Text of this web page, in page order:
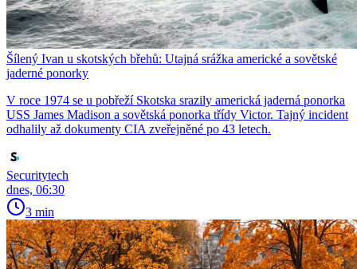
Šílený Ivan u skotských břehů: Utajná srážka americké a sovětské
jaderné ponorky
V roce 1974 se u pobřeží Skotska srazily americká jaderná ponorka
USS James Madison a sovětská ponorka třídy Victor. Tajný incident
odhalily až dokumenty CIA zveřejněné po 43 letech.
Securitytech
dnes, 06:30
3 min